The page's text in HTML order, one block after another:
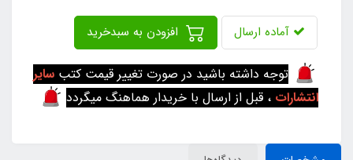
آماده ارسال
توجه داشته باشید در صورت تغییر قیمت کتب سایر
انتشارات ، قبل از ارسال با خریدار هماهنگ میگردد